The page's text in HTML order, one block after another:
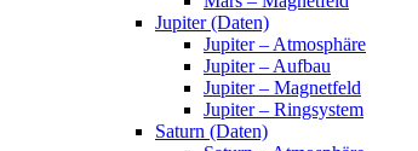
Jupiter (Daten)
Jupiter – Atmosphäre
Jupiter – Aufbau
Jupiter – Magnetfeld
Jupiter – Ringsystem
Saturn (Daten)